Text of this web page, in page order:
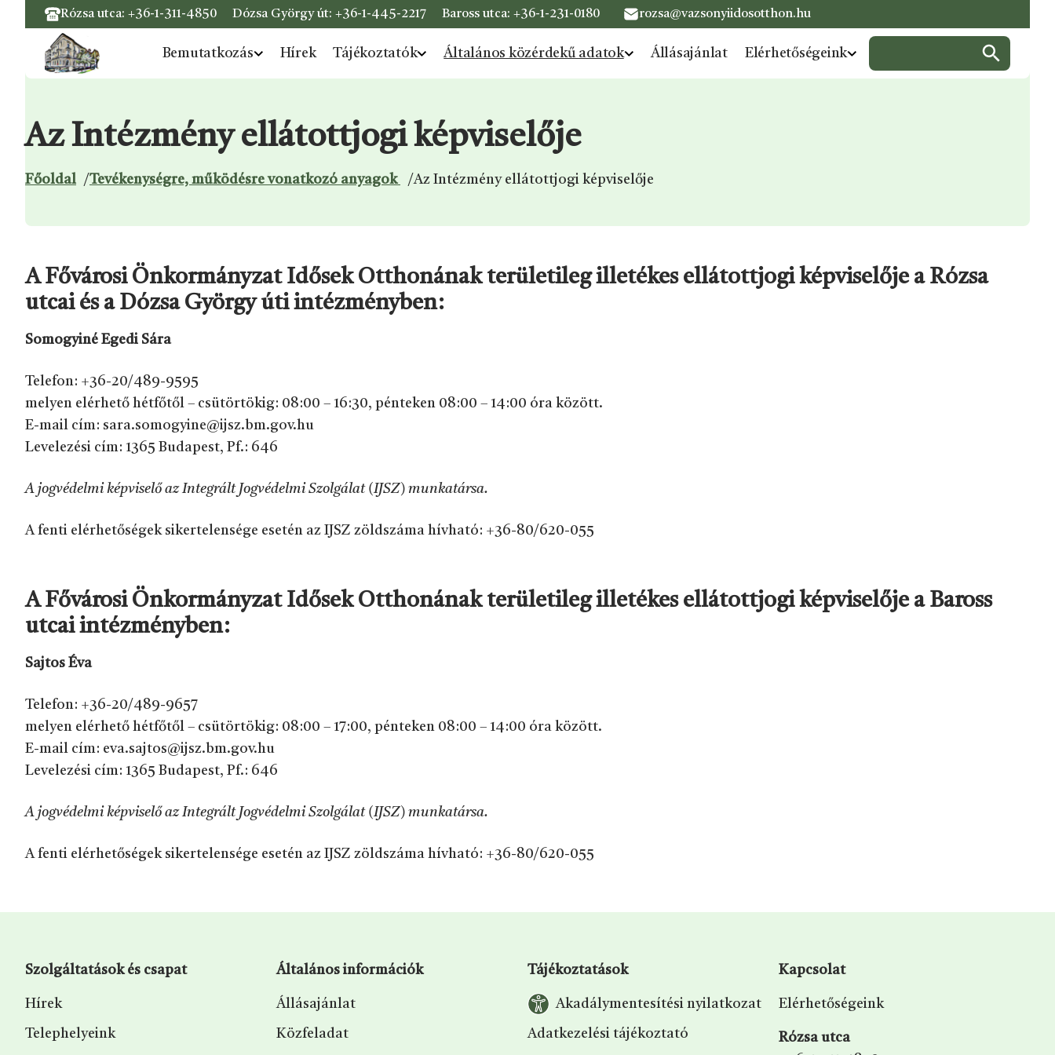
Rózsa utca: +36-1-311-4850 Dózsa György út: +36-1-445-2217 Baross utca: +36-1-231-0180 rozsa@vazsonyiidosotthon.hu
Bemutatkozás Hírek Tájékoztatók Általános közérdekű adatok Állásajánlat Elérhetőségeink
Keresés:
Az Intézmény ellátottjogi képviselője
Főoldal /Tevékenységre, működésre vonatkozó anyagok /Az Intézmény ellátottjogi képviselője
A Fővárosi Önkormányzat Idősek Otthonának területileg illetékes ellátottjogi képviselője a Rózsa
utcai és a Dózsa György úti intézményben:
Somogyiné Egedi Sára
Telefon: +36-20/489-9595
melyen elérhető hétfőtől – csütörtökig: 08:00 – 16:30, pénteken 08:00 – 14:00 óra között.
E-mail cím: sara.somogyine@ijsz.bm.gov.hu
Levelezési cím: 1365 Budapest, Pf.: 646
A jogvédelmi képviselő az Integrált Jogvédelmi Szolgálat (IJSZ) munkatársa.
A fenti elérhetőségek sikertelensége esetén az IJSZ zöldszáma hívható: +36-80/620-055
A Fővárosi Önkormányzat Idősek Otthonának területileg illetékes ellátottjogi képviselője a Baross
utcai intézményben:
Sajtos Éva
Telefon: +36-20/489-9657
melyen elérhető hétfőtől – csütörtökig: 08:00 – 17:00, pénteken 08:00 – 14:00 óra között.
E-mail cím: eva.sajtos@ijsz.bm.gov.hu
Levelezési cím: 1365 Budapest, Pf.: 646
A jogvédelmi képviselő az Integrált Jogvédelmi Szolgálat (IJSZ) munkatársa.
A fenti elérhetőségek sikertelensége esetén az IJSZ zöldszáma hívható: +36-80/620-055
Szolgáltatások és csapat
Hírek
Telephelyeink
Általános információk
Állásajánlat
Közfeladat
Tájékoztatások
Akadálymentesítési nyilatkozat
Adatkezelési tájékoztató
Kapcsolat
Elérhetőségeink
Rózsa utca